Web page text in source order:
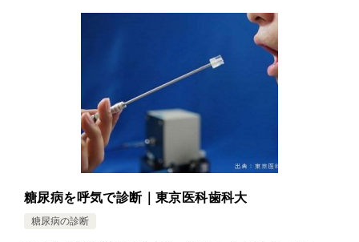
糖尿病を呼気で診断｜東京医科歯科大
糖尿病の診断